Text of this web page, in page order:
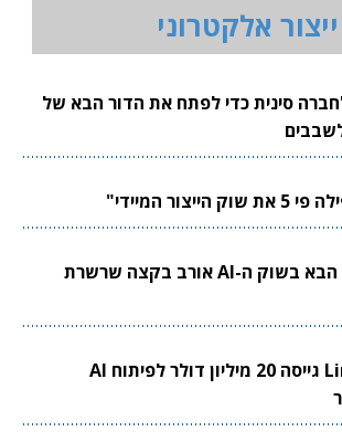
ייצור אלקטרוני
סינית כדי לפתח את הדור הבא של
המיידי"
צוואר הבקבוק הבא בשוק ה-AI אורב בקצה שרשרת
Limitless Labs גייסה 20 מיליון דולר לפיתוח AI